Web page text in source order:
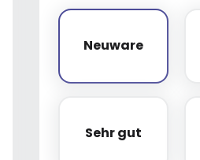
Neuware
Neuware
Sehr gut
Sehr gut